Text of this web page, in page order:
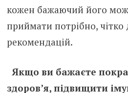
кожен бажаючий його
приймати потрібно,
рекомендацій.
Якщо ви бажаєте
здоров’я, підвищити